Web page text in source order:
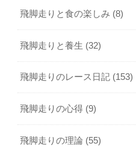
飛脚走りと食の楽しみ (8)
飛脚走りと養生 (32)
飛脚走りのレース日記 (153)
飛脚走りの心得 (9)
飛脚走りの理論 (55)